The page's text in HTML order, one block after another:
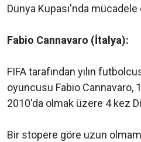
Dünya Kupası'nda mücadele
Fabio Cannavaro (İtalya):
FIFA tarafından yılın
oyuncusu Fabio Cannavaro,
2010'da olmak üzere 4 kez
Bir stopere göre uzun